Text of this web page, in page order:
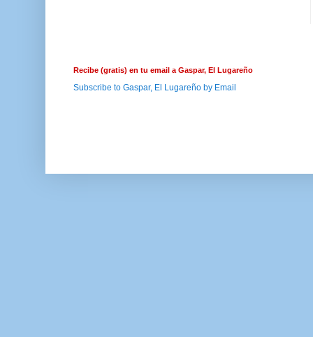
Recibe (gratis) en tu email a Gaspar, El Lugareño
Subscribe to Gaspar, El Lugareño by Email